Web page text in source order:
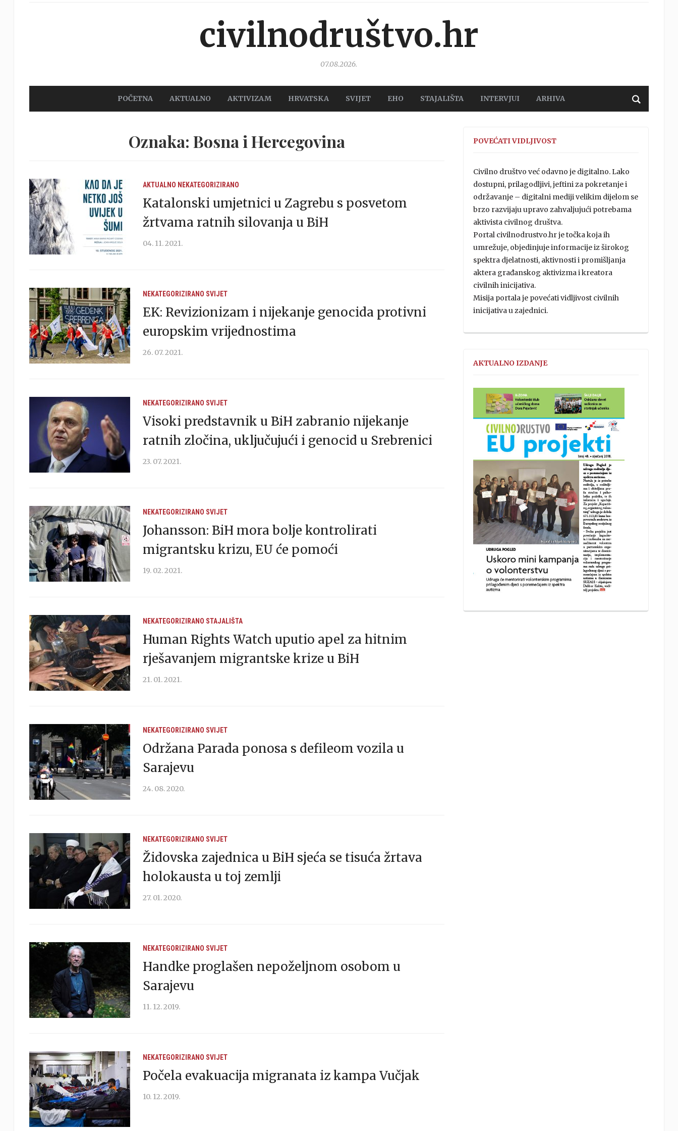
civilnodruštvo.hr
07.08.2026.
POČETNA AKTUALNO AKTIVIZAM HRVATSKA SVIJET EHO STAJALIŠTA INTERVJUI ARHIVA
Oznaka: Bosna i Hercegovina
AKTUALNO NEKATEGORIZIRANO
Katalonski umjetnici u Zagrebu s posvetom
žrtvama ratnih silovanja u BiH
04. 11. 2021.
NEKATEGORIZIRANO SVIJET
EK: Revizionizam i nijekanje genocida protivni
europskim vrijednostima
26. 07. 2021.
NEKATEGORIZIRANO SVIJET
Visoki predstavnik u BiH zabranio nijekanje
ratnih zločina, uključujući i genocid u Srebrenici
23. 07. 2021.
NEKATEGORIZIRANO SVIJET
Johansson: BiH mora bolje kontrolirati
migrantsku krizu, EU će pomoći
19. 02. 2021.
NEKATEGORIZIRANO STAJALIŠTA
Human Rights Watch uputio apel za hitnim
rješavanjem migrantske krize u BiH
21. 01. 2021.
NEKATEGORIZIRANO SVIJET
Održana Parada ponosa s defileom vozila u
Sarajevu
24. 08. 2020.
NEKATEGORIZIRANO SVIJET
Židovska zajednica u BiH sjeća se tisuća žrtava
holokausta u toj zemlji
27. 01. 2020.
NEKATEGORIZIRANO SVIJET
Handke proglašen nepoželjnom osobom u
Sarajevu
11. 12. 2019.
NEKATEGORIZIRANO SVIJET
Počela evakuacija migranata iz kampa Vučjak
10. 12. 2019.
POVEĆATI VIDLJIVOST
Civilno društvo već odavno je digitalno. Lako
dostupni, prilagodljivi, jeftini za pokretanje i
održavanje – digitalni mediji velikim dijelom se
brzo razvijaju upravo zahvaljujući potrebama
aktivista civilnog društva.
Portal civilnodrustvo.hr je točka koja ih
umrežuje, objedinjuje informacije iz širokog
spektra djelatnosti, aktivnosti i promišljanja
aktera građanskog aktivizma i kreatora
civilnih inicijativa.
Misija portala je povećati vidljivost civilnih
inicijativa u zajednici.
AKTUALNO IZDANJE